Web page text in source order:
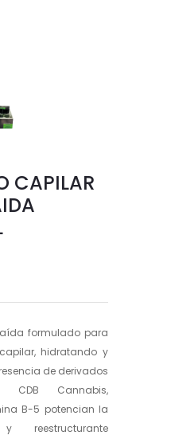
CAPILAR
formulado para
hidratando y
de derivados
Cannabis,
B-5 potencian la
reestructurante